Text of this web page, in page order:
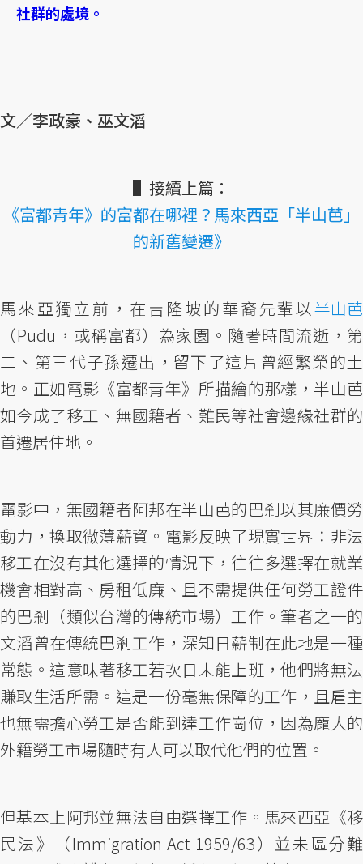
社群的處境。
文／李政豪、巫文滔
▌接續上篇：
《富都青年》的富都在哪裡？馬來西亞「半山芭」
的新舊變遷》
馬來亞獨立前，在吉隆坡的華裔先輩以半山芭
（Pudu，或稱富都）為家園。隨著時間流逝，第
二、第三代子孫遷出，留下了這片曾經繁榮的土
地。正如電影《富都青年》所描繪的那樣，半山芭
如今成了移工、無國籍者、難民等社會邊緣社群的
首遷居住地。
電影中，無國籍者阿邦在半山芭的巴剎以其廉價勞
動力，換取微薄薪資。電影反映了現實世界：非法
移工在沒有其他選擇的情況下，往往多選擇在就業
機會相對高、房租低廉、且不需提供任何勞工證件
的巴剎（類似台灣的傳統市場）工作。筆者之一的
文滔曾在傳統巴剎工作，深知日薪制在此地是一種
常態。這意味著移工若次日未能上班，他們將無法
賺取生活所需。這是一份毫無保障的工作，且雇主
也無需擔心勞工是否能到達工作崗位，因為龐大的
外籍勞工市場隨時有人可以取代他們的位置。
但基本上阿邦並無法自由選擇工作。馬來西亞《移
民法》（Immigration Act 1959/63）並未區分難